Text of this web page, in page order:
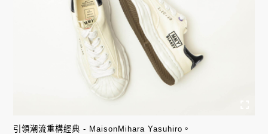
引領潮流重構經典 - MaisonMihara Yasuhiro。